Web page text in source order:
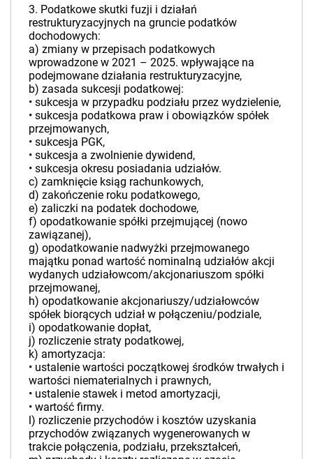
3. Podatkowe skutki fuzji i działań
restrukturyzacyjnych na gruncie podatków
dochodowych:
a) zmiany w przepisach podatkowych
wprowadzone w 2021 – 2025. wpływające na
podejmowane działania restrukturyzacyjne,
b) zasada sukcesji podatkowej:
• sukcesja w przypadku podziału przez wydzielenie,
• sukcesja podatkowa praw i obowiązków spółek
przejmowanych,
• sukcesja PGK,
• sukcesja a zwolnienie dywidend,
• sukcesja okresu posiadania udziałów.
c) zamknięcie ksiąg rachunkowych,
d) zakończenie roku podatkowego,
e) zaliczki na podatek dochodowe,
f) opodatkowanie spółki przejmującej (nowo
zawiązanej),
g) opodatkowanie nadwyżki przejmowanego
majątku ponad wartość nominalną udziałów akcji
wydanych udziałowcom/akcjonariuszom spółki
przejmowanej,
h) opodatkowanie akcjonariuszy/udziałowców
spółek biorących udział w połączeniu/podziale,
i) opodatkowanie dopłat,
j) rozliczenie straty podatkowej,
k) amortyzacja:
• ustalenie wartości początkowej środków trwałych i
wartości niematerialnych i prawnych,
• ustalenie stawek i metod amortyzacji,
• wartość firmy.
l) rozliczenie przychodów i kosztów uzyskania
przychodów związanych wygenerowanych w
trakcie połączenia, podziału, przekształceń,